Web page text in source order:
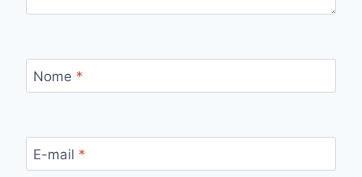
Nome *
E-mail *